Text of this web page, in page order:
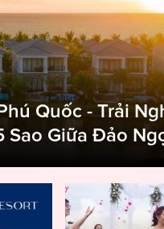
Quốc - Trải
Sao Giữa Đảo